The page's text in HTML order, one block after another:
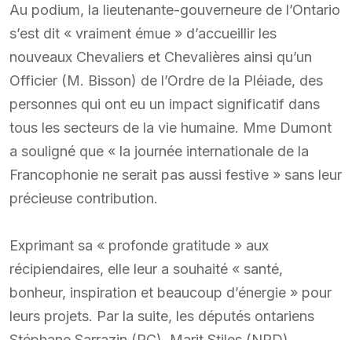
Au podium, la lieutenante-gouverneure de l’Ontario
s’est dit « vraiment émue » d’accueillir les
nouveaux Chevaliers et Chevalières ainsi qu’un
Officier (M. Bisson) de l’Ordre de la Pléiade, des
personnes qui ont eu un impact significatif dans
tous les secteurs de la vie humaine. Mme Dumont
a souligné que « la journée internationale de la
Francophonie ne serait pas aussi festive » sans leur
précieuse contribution.
Exprimant sa « profonde gratitude » aux
récipiendaires, elle leur a souhaité « santé,
bonheur, inspiration et beaucoup d’énergie » pour
leurs projets. Par la suite, les députés ontariens